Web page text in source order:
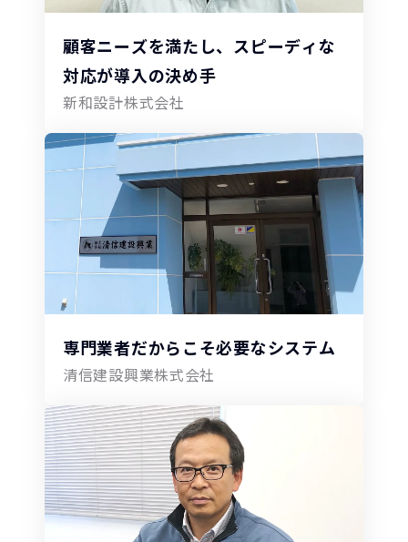
顧客ニーズを満たし、スピーディな
対応が導入の決め手
新和設計株式会社
専門業者だからこそ必要なシステム
清信建設興業株式会社